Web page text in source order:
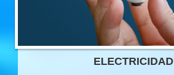
ELECTRICIDAD